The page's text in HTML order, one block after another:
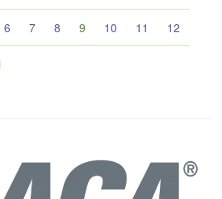
6 7 8 9 （こ
の
10 11 12